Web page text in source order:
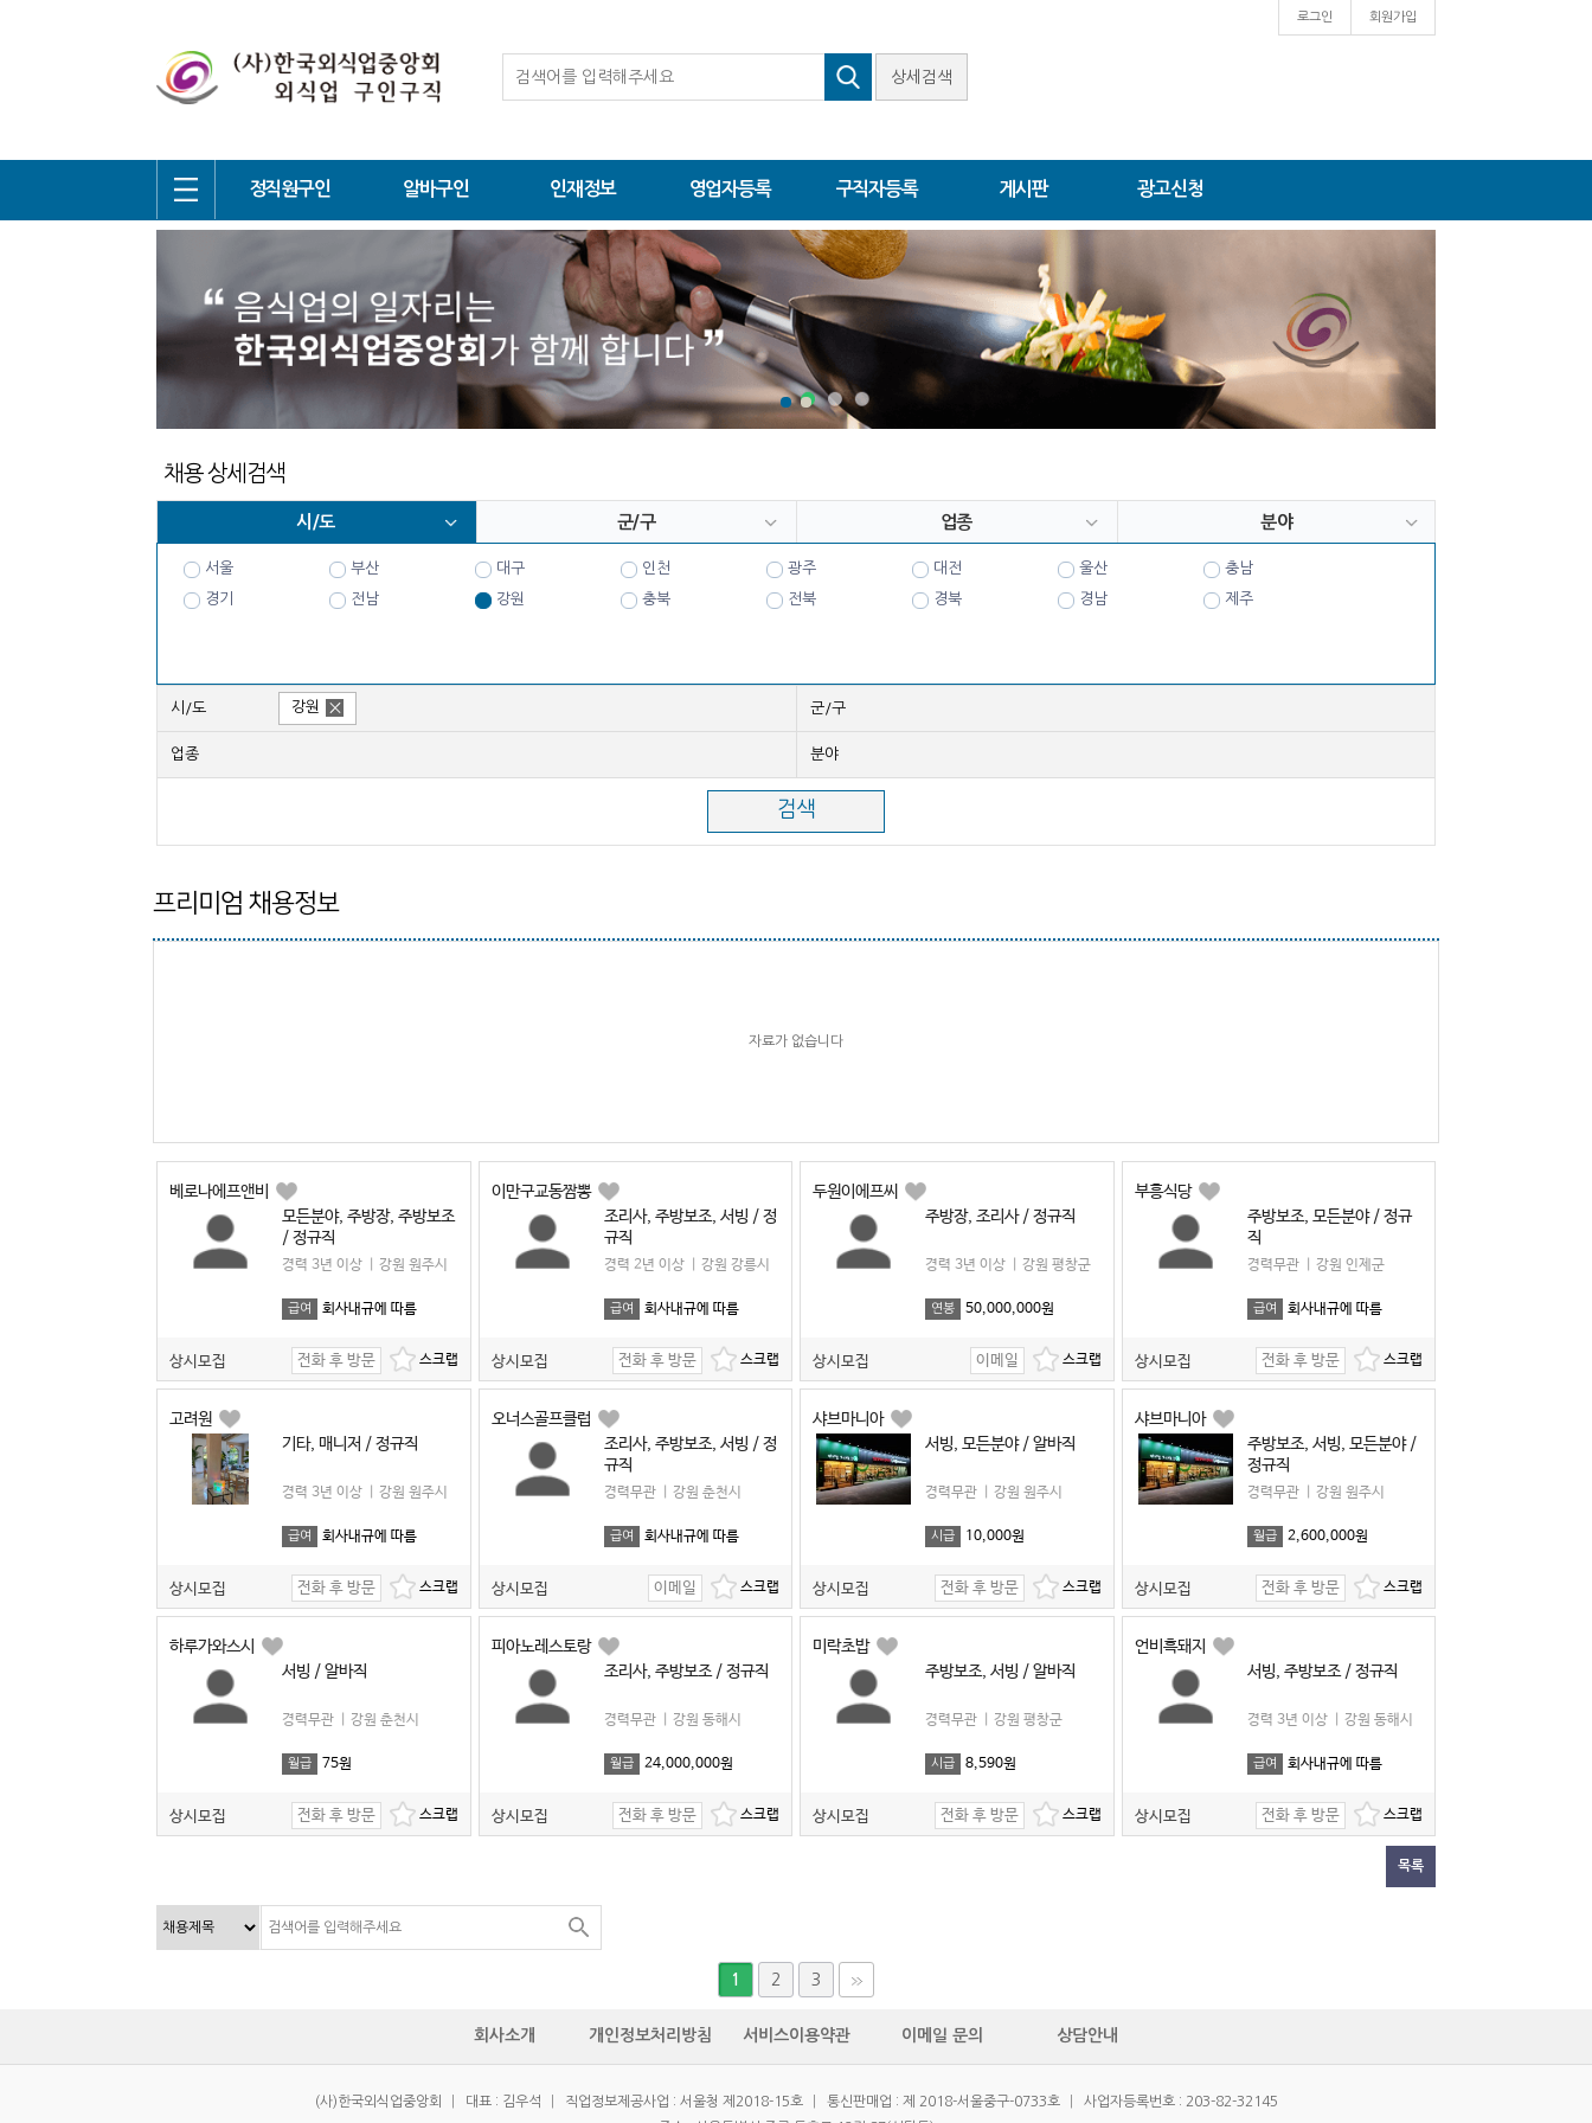
회원가입
로그인
상세검색
정직원구인 알바구인 인재정보 영업자등록 구직자등록 게시판 광고신청
채용 상세검색
시/도 군/구 업종 분야
서울 부산 대구 인천 광주 대전 울산
충남
경기
전남 강원 충북 전북 경북 경남 제주
시/도 강원 군/구
업종 분야
프리미엄 채용정보
자료가 없습니다
베로나에프앤비
모든분야, 주방장, 주방보조
/ 정규직
경력 3년 이상 강원 원주시
급여 회사내규에 따름
상시모집 전화 후 방문
이만구교동짬뽕
조리사, 주방보조, 서빙 / 정
규직
경력 2년 이상 강원 강릉시
급여 회사내규에 따름
상시모집 전화 후 방문
두원이에프씨
주방장, 조리사 / 정규직
경력 3년 이상 강원 평창군
연봉 50,000,000원
상시모집 이메일
부흥식당
주방보조, 모든분야 / 정규
직
경력무관 강원 인제군
급여 회사내규에 따름
상시모집 전화 후 방문
고려원
기타, 매니저 / 정규직
경력 3년 이상 강원 원주시
급여 회사내규에 따름
상시모집 전화 후 방문
오너스골프클럽
조리사, 주방보조, 서빙 / 정
규직
경력무관 강원 춘천시
급여 회사내규에 따름
상시모집 이메일
샤브마니아
서빙, 모든분야 / 알바직
경력무관 강원 원주시
시급 10,000원
상시모집 전화 후 방문
샤브마니아
주방보조, 서빙, 모든분야 /
정규직
경력무관 강원 원주시
월급 2,600,000원
상시모집 전화 후 방문
하루가와스시
서빙 / 알바직
경력무관 강원 춘천시
월급 75원
상시모집 전화 후 방문
피아노레스토랑
조리사, 주방보조 / 정규직
경력무관 강원 동해시
월급 24,000,000원
상시모집 전화 후 방문
미락초밥
주방보조, 서빙 / 알바직
경력무관 강원 평창군
시급 8,590원
상시모집 전화 후 방문
언비흑돼지
서빙, 주방보조 / 정규직
경력 3년 이상 강원 동해시
급여 회사내규에 따름
상시모집 전화 후 방문
목록
1 2 3
회사소개 개인정보처리방침 서비스이용약관 이메일 문의 상담안내
(사)한국외식업중앙회 대표 : 김우석 직업정보제공사업 : 서울청 제2018-15호 통신판매업 : 제 2018-서울중구-0733호
사업자등록번호 : 203-82-32145